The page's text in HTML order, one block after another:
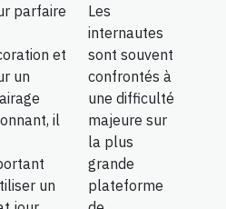
parfaire
et
un
il
un
Les
internautes
sont souvent
confrontés à
une difficulté
majeure sur
la plus
grande
plateforme